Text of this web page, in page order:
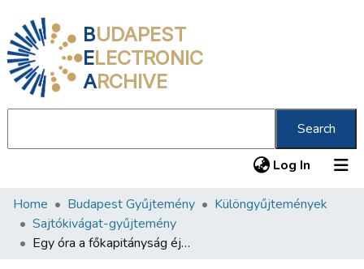
BUDAPEST
ELECTRONIC
ARCHIVE
Search
Log In (current)
Communities & Collections
All of DSpace
Home Budapest Gyűjtemény
Különgyűjtemények
Sajtókivágat-gyűjtemény
Egy óra a főkapitányság éjszakai ügyeletén